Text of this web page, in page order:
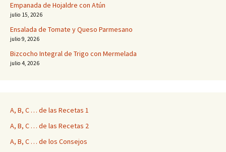
Empanada de Hojaldre con Atún
julio 15, 2026
Ensalada de Tomate y Queso Parmesano
julio 9, 2026
Bizcocho Integral de Trigo con Mermelada
julio 4, 2026
A, B, C … de las Recetas 1
A, B, C … de las Recetas 2
A, B, C … de los Consejos